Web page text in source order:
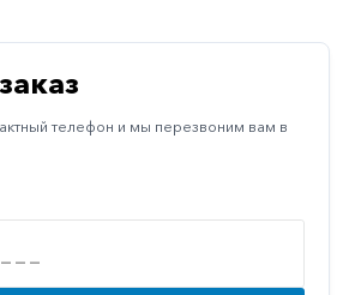
телефон и мы перезвоним вам в